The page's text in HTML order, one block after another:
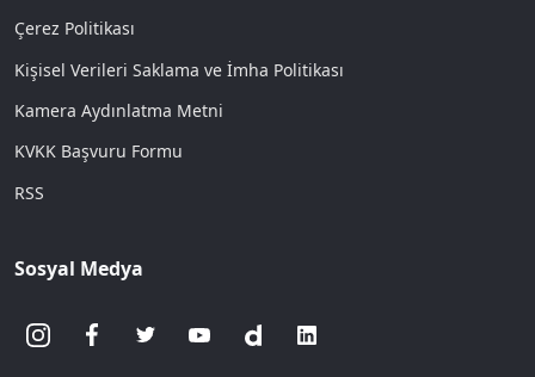
Çerez Politikası
Kişisel Verileri Saklama ve İmha Politikası
Kamera Aydınlatma Metni
KVKK Başvuru Formu
RSS
Sosyal Medya